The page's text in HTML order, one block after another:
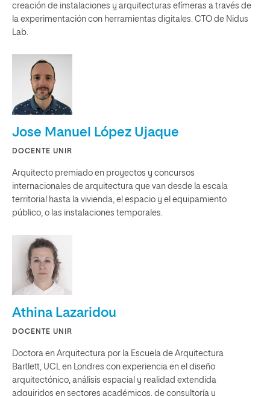
creación de instalaciones y arquitecturas efímeras a través de
la experimentación con herramientas digitales. CTO de Nidus
Lab.
Jose Manuel López Ujaque
DOCENTE UNIR
Arquitecto premiado en proyectos y concursos
internacionales de arquitectura que van desde la escala
territorial hasta la vivienda, el espacio y el equipamiento
público, o las instalaciones temporales.
Athina Lazaridou
DOCENTE UNIR
Doctora en Arquitectura por la Escuela de Arquitectura
Bartlett, UCL en Londres con experiencia en el diseño
arquitectónico, análisis espacial y realidad extendida
adquiridos en sectores académicos, de consultoría y